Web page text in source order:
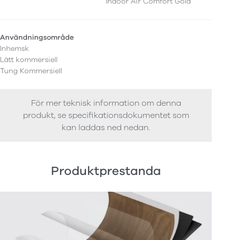
Användningsområde
Inhemsk
Lätt kommersiell
Tung Kommersiell
För mer teknisk information om denna
produkt, se specifikationsdokumentet som
kan laddas ned nedan.
Produktprestanda